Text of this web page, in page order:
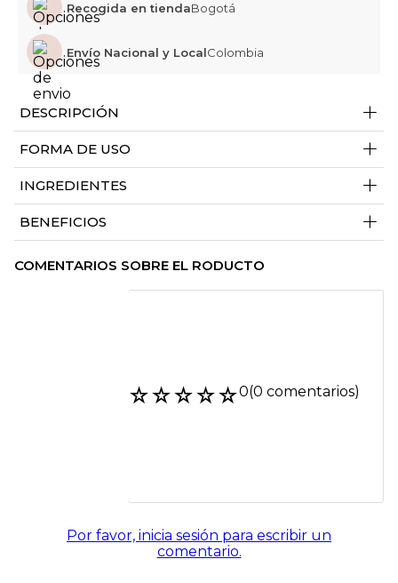
Recogida en tiendaBogotá
Envío Nacional y LocalColombia
DESCRIPCIÓN +
FORMA DE USO +
INGREDIENTES +
BENEFICIOS +
COMENTARIOS SOBRE EL RODUCTO
☆☆☆☆☆0(0 comentarios)
Por favor, inicia sesión para escribir un
comentario.